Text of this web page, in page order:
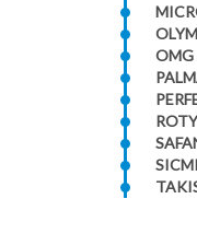
OMG
SICMI